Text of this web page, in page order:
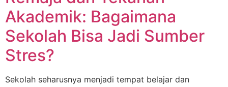
Akademik: Bagaimana
Sekolah Bisa Jadi Sumber
Stres?
Sekolah seharusnya menjadi tempat belajar dan